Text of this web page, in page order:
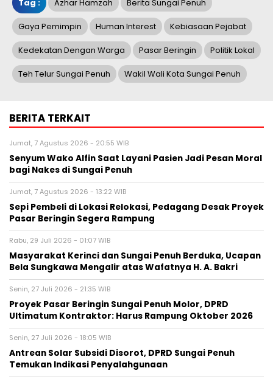
Tag : Azhar Hamzah Berita Sungai Penuh
Gaya Pemimpin Human Interest Kebiasaan Pejabat
Kedekatan Dengan Warga Pasar Beringin Politik Lokal
Teh Telur Sungai Penuh Wakil Wali Kota Sungai Penuh
BERITA TERKAIT
Jumat, 7 Agustus 2026 - 20:55 WIB
Senyum Wako Alfin Saat Layani Pasien Jadi Pesan Moral
bagi Nakes di Sungai Penuh
Jumat, 7 Agustus 2026 - 13:22 WIB
Sepi Pembeli di Lokasi Relokasi, Pedagang Desak Proyek
Pasar Beringin Segera Rampung
Rabu, 29 Juli 2026 - 01:07 WIB
Masyarakat Kerinci dan Sungai Penuh Berduka, Ucapan
Bela Sungkawa Mengalir atas Wafatnya H. A. Bakri
Senin, 27 Juli 2026 - 21:35 WIB
Proyek Pasar Beringin Sungai Penuh Molor, DPRD
Ultimatum Kontraktor: Harus Rampung Oktober 2026
Senin, 27 Juli 2026 - 18:05 WIB
Antrean Solar Subsidi Disorot, DPRD Sungai Penuh
Temukan Indikasi Penyalahgunaan